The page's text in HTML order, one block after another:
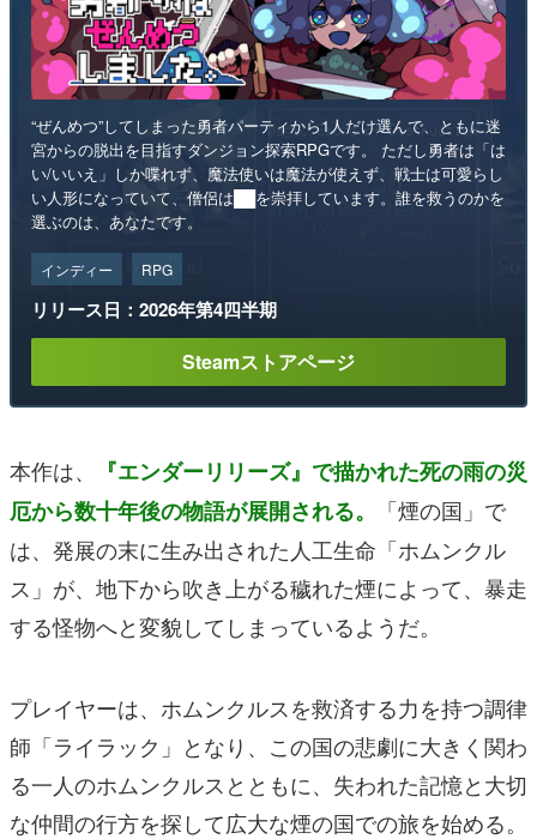
“ぜんめつ”してしまった勇者パーティから1人だけ選んで、ともに迷
宮からの脱出を目指すダンジョン探索RPGです。 ただし勇者は「は
い/いいえ」しか喋れず、魔法使いは魔法が使えず、戦士は可愛らし
い人形になっていて、僧侶は██を崇拝しています。誰を救うのかを
選ぶのは、あなたです。
インディー RPG
リリース日：2026年第4四半期
Steamストアページ
本作は、
『エンダーリリーズ』で描かれた死の雨の災
厄から数十年後の物語が展開される。
「煙の国」で
は、発展の末に生み出された人工生命「ホムンクル
ス」が、地下から吹き上がる穢れた煙によって、暴走
する怪物へと変貌してしまっているようだ。
プレイヤーは、ホムンクルスを救済する力を持つ調律
師「ライラック」となり、この国の悲劇に大きく関わ
る一人のホムンクルスとともに、失われた記憶と大切
な仲間の行方を探して広大な煙の国での旅を始める。